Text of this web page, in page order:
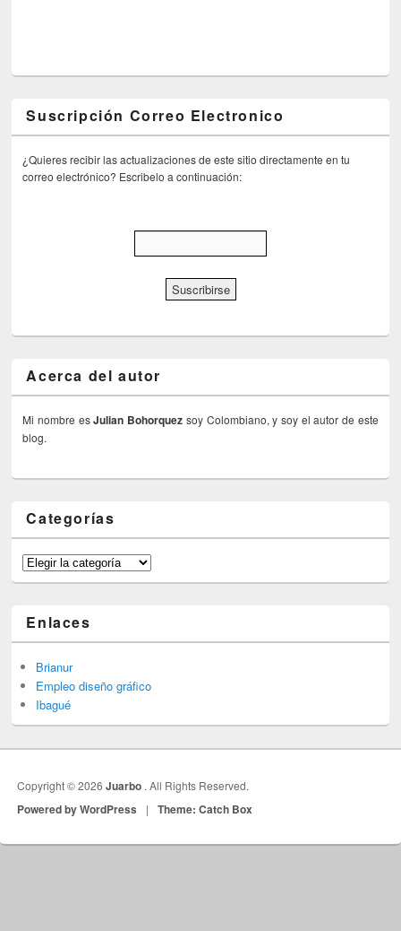
Suscripción Correo Electronico
¿Quieres recibir las actualizaciones de este sitio directamente en tu
correo electrónico? Escribelo a continuación:
Acerca del autor
Mi nombre esJulian Bohorquez soy Colombiano, y soy el autor de este
blog.
Categorías
Categorías
Enlaces
Brianur
Empleo diseño gráfico
Ibagué
Copyright © 2026Juarbo . All Rights Reserved.
Powered by WordPress | Theme: Catch Box